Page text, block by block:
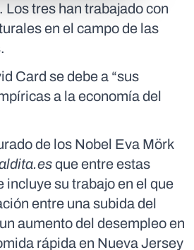
Los tres han trabajado con
en el campo de las
Card se debe a “sus
a la economía del
de los Nobel Eva Mörk
que entre estas
incluye su trabajo en el que
entre una subida del
aumento del desempleo en
rápida en Nueva Jersey